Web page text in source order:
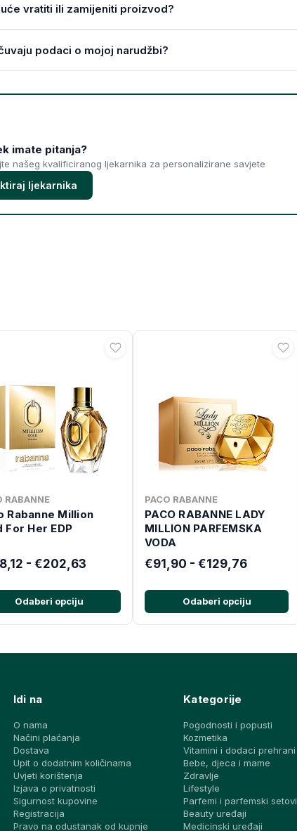
vratiti ili zamijeniti proizvod?
podaci o mojoj narudžbi?
imate pitanja?
našeg kvalificiranog ljekarnika za personalizirane savjete
ljekarnika
RABANNE
Rabanne Million
For Her EDP
- €202,63
Odaberi opciju
PACO RABANNE
PACO RABANNE LADY
MILLION PARFEMSKA
VODA
€91,90 - €129,76
Odaberi opciju
Idi na
O nama
Načini plaćanja
Dostava
Upit o dodatnim količinama
Uvjeti korištenja
Izjava o privatnosti
Sigurnost kupovine
Registracija
Pravo na odustanak od kupnje
Kategorije
Pogodnosti i popusti
Kozmetika
Vitamini i dodaci prehrani
Bebe, djeca i mame
Zdravlje
Lifestyle
Parfemi i parfemski setovi
Beauty uređaji
Medicinski uređaji